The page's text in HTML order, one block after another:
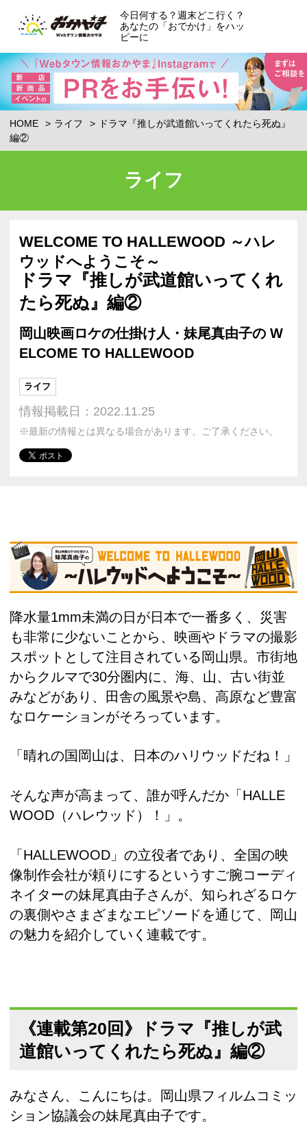
今日何する？週末どこ行く？
あなたの「おでかけ」をハッ
ピーに
HOME ライフ
ドラマ『推しが武道館いってくれたら死ぬ』
編②
ライフ
WELCOME TO HALLEWOOD ～ハレ
ウッドへようこそ～
ドラマ『推しが武道館いってくれ
たら死ぬ』編②
岡山映画ロケの仕掛け人・妹尾真由子の W
ELCOME TO HALLEWOOD
ライフ
情報掲載日：2022.11.25
※最新の情報とは異なる場合があります。ご了承ください。
降水量1mm未満の日が日本で一番多く、災害
も非常に少ないことから、映画やドラマの撮影
スポットとして注目されている岡山県。市街地
からクルマで30分圏内に、海、山、古い街並
みなどがあり、田舎の風景や島、高原など豊富
なロケーションがそろっています。
「晴れの国岡山は、日本のハリウッドだね！」
そんな声が高まって、誰が呼んだか「HALLE
WOOD（ハレウッド）！」。
「HALLEWOOD」の立役者であり、全国の映
像制作会社が頼りにするというすご腕コーディ
ネイターの妹尾真由子さんが、知られざるロケ
の裏側やさまざまなエピソードを通じて、岡山
の魅力を紹介していく連載です。
《連載第20回》ドラマ『推しが武
道館いってくれたら死ぬ』編②
みなさん、こんにちは。岡山県フィルムコミッ
ション協議会の妹尾真由子です。